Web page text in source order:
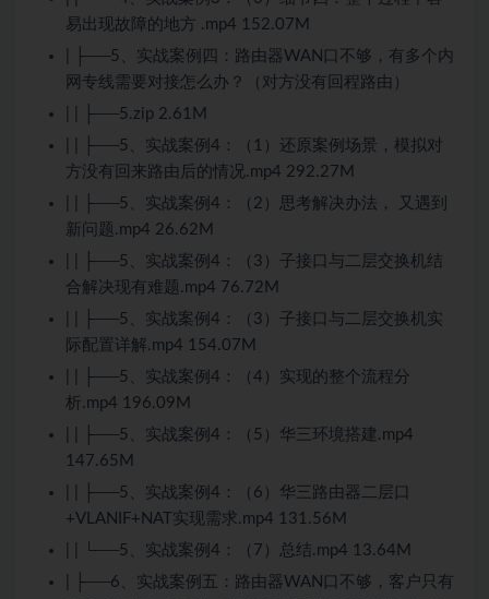
易出现故障的地方 .mp4 152.07M
| ├──5、实战案例四：路由器WAN口不够，有多个内
网专线需要对接怎么办？（对方没有回程路由）
| | ├──5.zip 2.61M
| | ├──5、实战案例4：（1）还原案例场景，模拟对
方没有回来路由后的情况.mp4 292.27M
| | ├──5、实战案例4：（2）思考解决办法， 又遇到
新问题.mp4 26.62M
| | ├──5、实战案例4：（3）子接口与二层交换机结
合解决现有难题.mp4 76.72M
| | ├──5、实战案例4：（3）子接口与二层交换机实
际配置详解.mp4 154.07M
| | ├──5、实战案例4：（4）实现的整个流程分
析.mp4 196.09M
| | ├──5、实战案例4：（5）华三环境搭建.mp4
147.65M
| | ├──5、实战案例4：（6）华三路由器二层口
+VLANIF+NAT实现需求.mp4 131.56M
| | └──5、实战案例4：（7）总结.mp4 13.64M
| ├──6、实战案例五：路由器WAN口不够，客户只有